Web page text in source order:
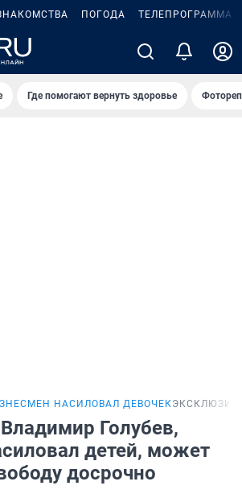
ПОГОДА ТЕЛЕПРОГРАММА
Где помогают вернуть здоровье
НАСИЛОВАЛ ДЕВОЧЕКЭКСКЛЮЗИВ
Голубев,
детей, может
досрочно